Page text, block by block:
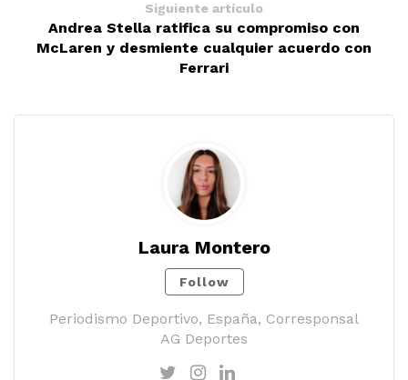
Siguiente artículo
Andrea Stella ratifica su compromiso con
McLaren y desmiente cualquier acuerdo con
Ferrari
Laura Montero
Follow
Periodismo Deportivo, España, Corresponsal
AG Deportes